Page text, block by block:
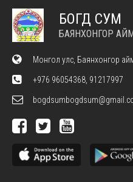
БОГД СУМ
БАЯНХОНГОР
Монгол улс, Баянхонгор
+976 96054368, 91217997